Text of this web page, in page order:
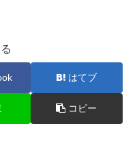
サポート。再婚・
ウンセラーがサポー
チェック
はてブ
コピー